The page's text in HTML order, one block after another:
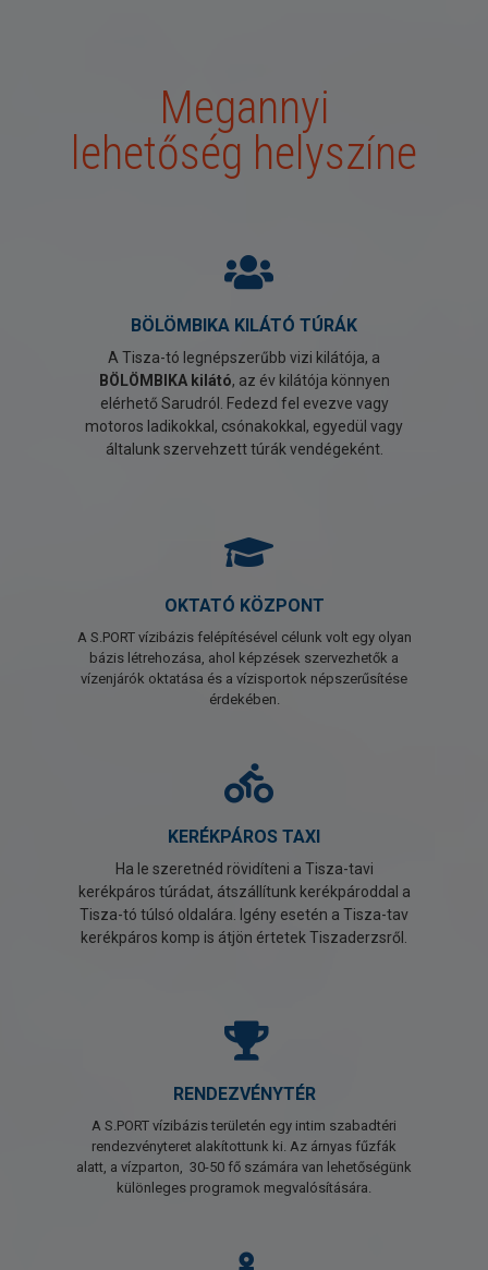
Megannyi
lehetőség helyszíne
BÖLÖMBIKA KILÁTÓ TÚRÁK
A Tisza-tó legnépszerűbb vizi kilátója, a
BÖLÖMBIKA kilátó, az év kilátója könnyen
elérhető Sarudról. Fedezd fel evezve vagy
motoros ladikokkal, csónakokkal, egyedül vagy
általunk szervehzett túrák vendégeként.
OKTATÓ KÖZPONT
A S.PORT vízibázis felépítésével célunk volt egy olyan
bázis létrehozása, ahol képzések szervezhetők a
vízenjárók oktatása és a vízisportok népszerűsítése
érdekében.
KERÉKPÁROS TAXI
Ha le szeretnéd rövidíteni a Tisza-tavi
kerékpáros túrádat, átszállítunk kerékpároddal a
Tisza-tó túlsó oldalára. Igény esetén a Tisza-tav
kerékpáros komp is átjön értetek Tiszaderzsről.
RENDEZVÉNYTÉR
A S.PORT vízibázis területén egy intim szabadtéri
rendezvényteret alakítottunk ki. Az árnyas fűzfák
alatt, a vízparton, 30-50 fő számára van lehetőségünk
különleges programok megvalósítására.